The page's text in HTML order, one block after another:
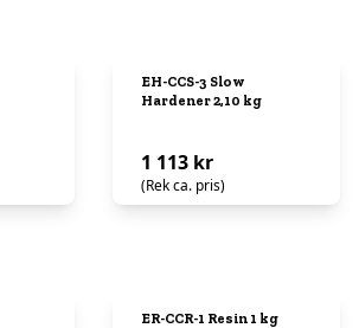
EH-CCS-3 Slow
Hardener 2,10 kg
1 113 kr
(Rek ca. pris)
ER-CCR-1 Resin 1 kg